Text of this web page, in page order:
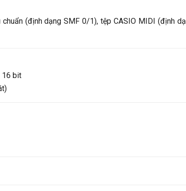
(định dạng SMF 0/1), tệp CASIO MIDI (định
16 bit